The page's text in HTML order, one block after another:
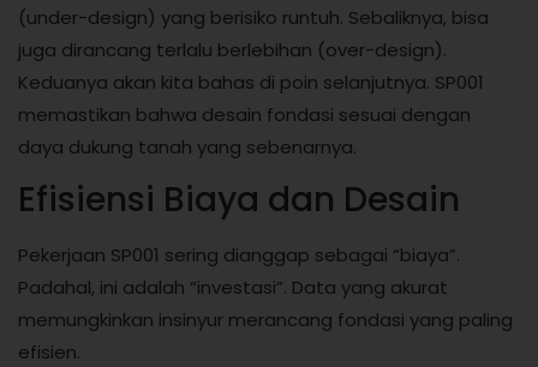
(under-design) yang berisiko runtuh. Sebaliknya, bisa
juga dirancang terlalu berlebihan (over-design).
Keduanya akan kita bahas di poin selanjutnya. SP001
memastikan bahwa desain fondasi sesuai dengan
daya dukung tanah yang sebenarnya.
Efisiensi Biaya dan Desain
Pekerjaan SP001 sering dianggap sebagai “biaya”.
Padahal, ini adalah “investasi”. Data yang akurat
memungkinkan insinyur merancang fondasi yang paling
efisien.